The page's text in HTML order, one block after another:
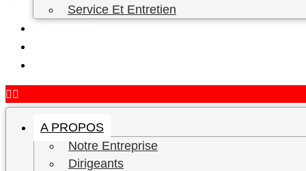
Service Et Entretien
A PROPOS
Notre Entreprise
Dirigeants